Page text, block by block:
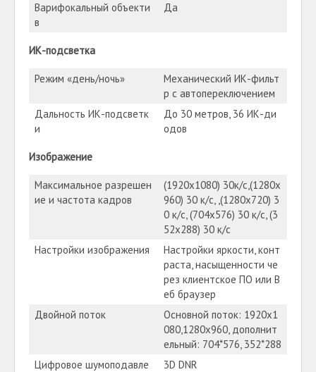
Варифокальный объекти
в
Да
ИК-подсветка
Режим «день/ночь»
Механический ИК-фильт
р с автопереключением
Дальность ИК-подсветк
и
До 30 метров, 36 ИК-ди
одов
Изображение
Максимальное разрешен
ие и частота кадров
(1920х1080) 30к/с,(1280х
960) 30 к/с, ,(1280х720) 3
0 к/с, (704х576) 30 к/с, (3
52x288) 30 к/с
Настройки изображения
Настройки яркости, конт
раста, насыщенности че
рез клиентское ПО или В
еб браузер
Двойной поток
Основной поток: 1920х1
080,1280х960, дополнит
ельный: 704*576, 352*288
Цифровое шумоподавле
3D DNR